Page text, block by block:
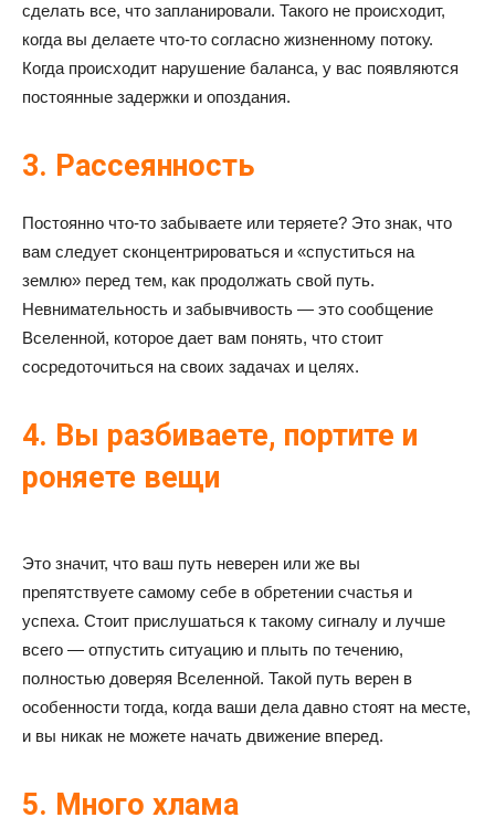
сделать все, что запланировали. Такого не происходит,
когда вы делаете что-то согласно жизненному потоку.
Когда происходит нарушение баланса, у вас появляются
постоянные задержки и опоздания.
3. Рассеянность
Постоянно что-то забываете или теряете? Это знак, что
вам следует сконцентрироваться и «спуститься на
землю» перед тем, как продолжать свой путь.
Невнимательность и забывчивость — это сообщение
Вселенной, которое дает вам понять, что стоит
сосредоточиться на своих задачах и целях.
4. Вы разбиваете, портите и
роняете вещи
Это значит, что ваш путь неверен или же вы
препятствуете самому себе в обретении счастья и
успеха. Стоит прислушаться к такому сигналу и лучше
всего — отпустить ситуацию и плыть по течению,
полностью доверяя Вселенной. Такой путь верен в
особенности тогда, когда ваши дела давно стоят на месте,
и вы никак не можете начать движение вперед.
5. Много хлама